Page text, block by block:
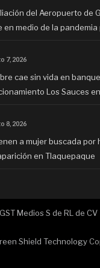
del Aeropuerto de
en medio de la pandemia
7, 2026
cae sin vida en
Los Sauces
8, 2026
a mujer buscada por
en Tlaquepaque
GST Medios S de RL de CV
Shield Technology